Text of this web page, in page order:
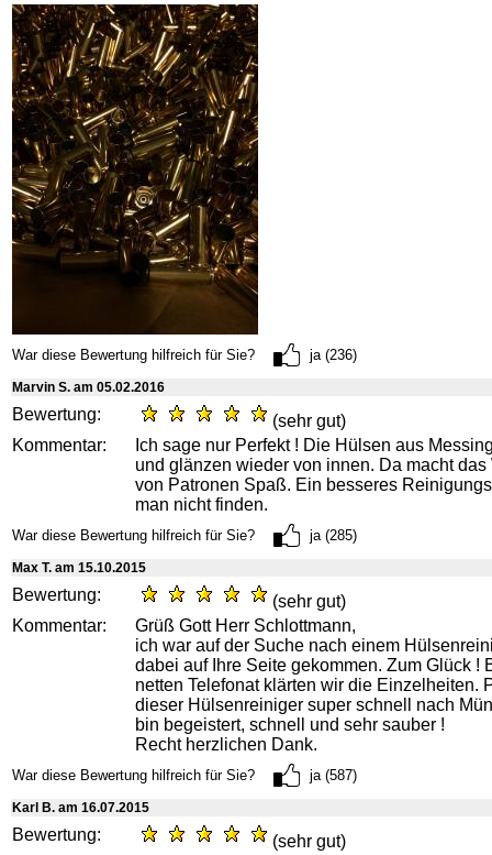
War diese Bewertung hilfreich für Sie? ja (236)
Marvin S. am 05.02.2016
Bewertung:
(sehr gut)
Kommentar:
Ich sage nur Perfekt ! Die Hülsen aus
und glänzen wieder von innen. Da macht
von Patronen Spaß. Ein besseres
man nicht finden.
War diese Bewertung hilfreich für Sie? ja (285)
Max T. am 15.10.2015
Bewertung:
(sehr gut)
Kommentar:
Grüß Gott Herr Schlottmann,
ich war auf der Suche nach einem
dabei auf Ihre Seite gekommen. Zum Glück !
netten Telefonat klärten wir die Einzelheiten.
dieser Hülsenreiniger super schnell nach
bin begeistert, schnell und sehr sauber !
Recht herzlichen Dank.
War diese Bewertung hilfreich für Sie? ja (587)
Karl B. am 16.07.2015
Bewertung:
(sehr gut)